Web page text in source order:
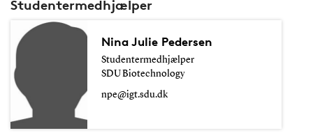
Studentermedhjælper
Nina Julie Pedersen
Studentermedhjælper
SDU Biotechnology
npe@igt.sdu.dk